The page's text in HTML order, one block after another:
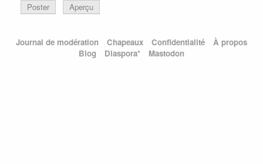
Poster Aperçu
Journal de modération Chapeaux Confidentialité
À propos
Blog
Diaspora* Mastodon